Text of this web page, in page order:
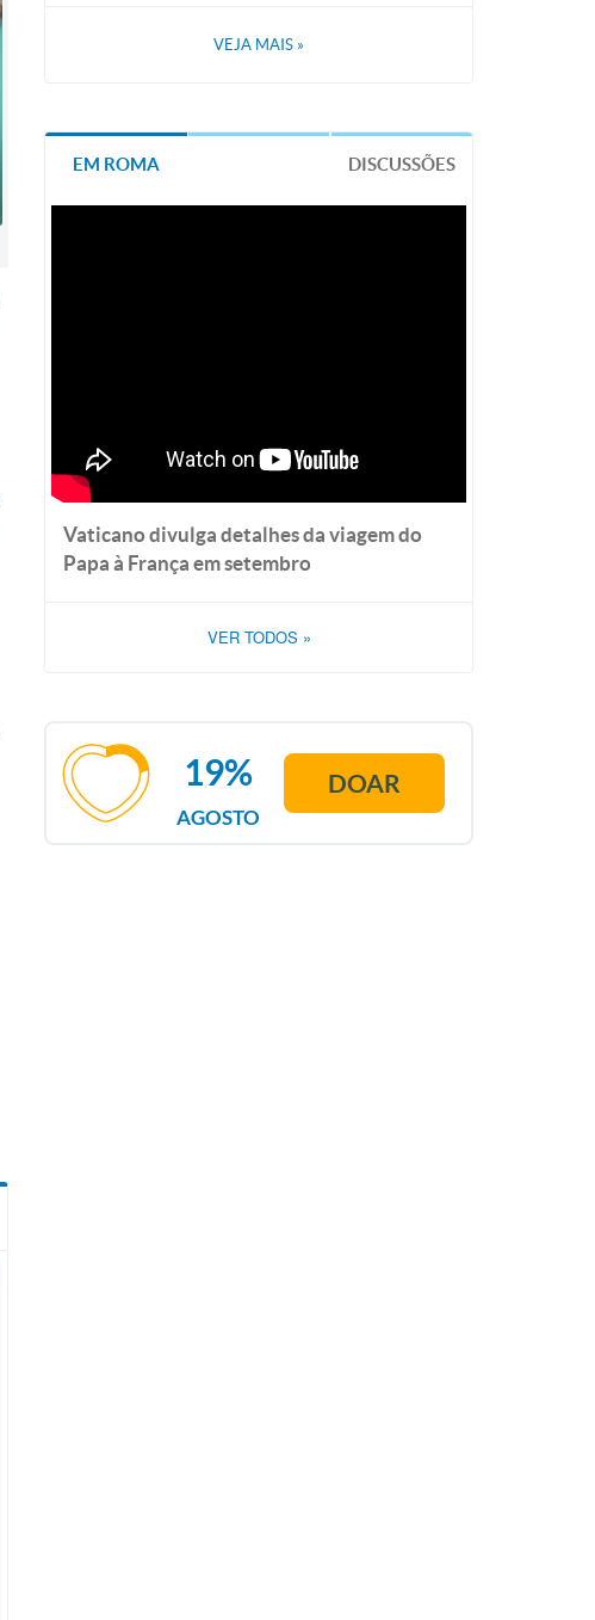
VEJA MAIS »
EM ROMA DISCUSSÕES
Vaticano divulga detalhes da viagem do
Papa à França em setembro
VER TODOS »
AGOSTO
19% DOAR